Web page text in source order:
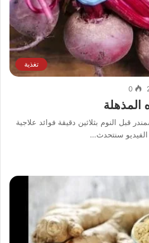
تغذية
0
المذهلة
قبل النوم بثلاثين دقيقة فوائد علاجية
سنتحدث…